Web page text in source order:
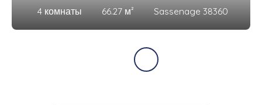
4 комнаты 66.27 м² Sassenage 38360